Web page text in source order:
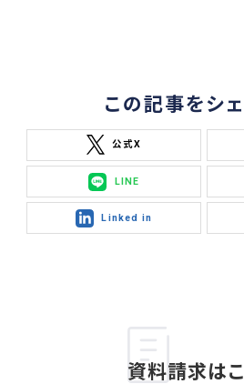
この記事をシ
公式X
LINE
Linked in
資料請求は